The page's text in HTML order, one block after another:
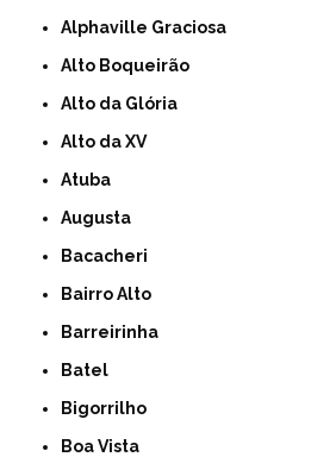
Alphaville Graciosa
Alto Boqueirão
Alto da Glória
Alto da XV
Atuba
Augusta
Bacacheri
Bairro Alto
Barreirinha
Batel
Bigorrilho
Boa Vista